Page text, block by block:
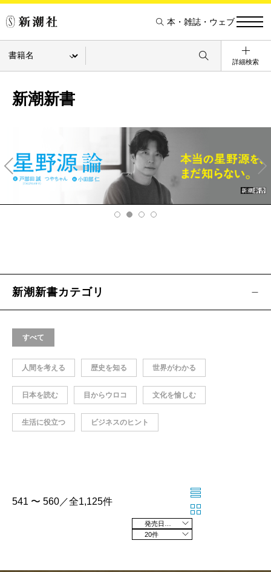
本・雑誌・ウェブ
詳細検索
新潮新書
v
Ne
xt
新潮新書カテゴリ
すべて
人間を考える 歴史を知る 世界がわかる
日本を読む 目からウロコ 文化を愉しむ
生活に役立つ ビジネスのヒント
541 〜 560／全1,125件
20件